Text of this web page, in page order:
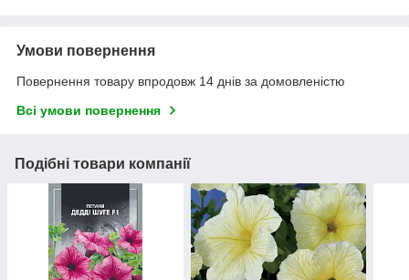
Умови повернення
Повернення товару впродовж 14 днів за домовленістю
Всі умови повернення
Подібні товари компанії